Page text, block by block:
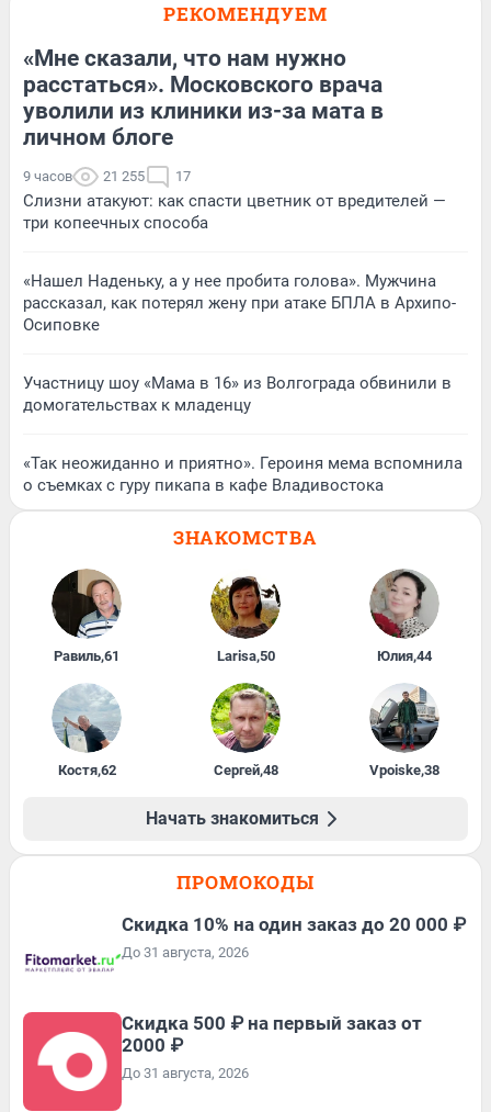
РЕКОМЕНДУЕМ
«Мне сказали, что нам нужно
расстаться». Московского врача
уволили из клиники из-за мата в
личном блоге
9 часов 21 255 17
Слизни атакуют: как спасти цветник от вредителей —
три копеечных способа
«Нашел Наденьку, а у нее пробита голова». Мужчина
рассказал, как потерял жену при атаке БПЛА в Архипо-
Осиповке
Участницу шоу «Мама в 16» из Волгограда обвинили в
домогательствах к младенцу
«Так неожиданно и приятно». Героиня мема вспомнила
о съемках с гуру пикапа в кафе Владивостока
ЗНАКОМСТВА
Равиль,61 Larisa,50 Юлия,44
Костя,62 Сергей,48 Vpoiske,38
Начать знакомиться
ПРОМОКОДЫ
Скидка 10% на один заказ до 20 000 ₽
До 31 августа, 2026
Скидка 500 ₽ на первый заказ от
2000 ₽
До 31 августа, 2026